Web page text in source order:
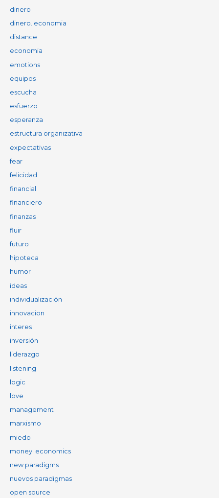
dinero
dinero. economia
distance
economia
emotions
equipos
escucha
esfuerzo
esperanza
estructura organizativa
expectativas
fear
felicidad
financial
financiero
finanzas
fluir
futuro
hipoteca
humor
ideas
individualización
innovacion
interes
inversión
liderazgo
listening
logic
love
management
marxismo
miedo
money. economics
new paradigms
nuevos paradigmas
open source